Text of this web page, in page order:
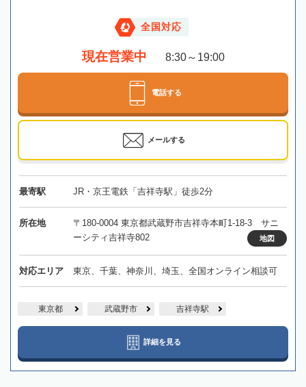
全国対応
現在営業中 8:30～19:00
電話する
メールする
最寄駅 JR・京王電鉄「吉祥寺駅」徒歩2分
所在地
〒180-0004 東京都武蔵野市吉祥寺本町1-18-3 サニ
ーシティ吉祥寺802
地図
対応エリア 東京、千葉、神奈川、埼玉、全国オンライン相談可
東京都 武蔵野市 吉祥寺駅
詳細を見る